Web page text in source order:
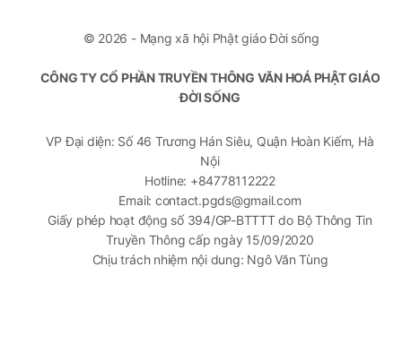
© 2026 - Mạng xã hội Phật giáo Đời sống
CÔNG TY CỔ PHẦN TRUYỀN THÔNG VĂN HOÁ PHẬT GIÁO
ĐỜI SỐNG
VP Đại diện: Số 46 Trương Hán Siêu, Quận Hoàn Kiếm, Hà
Nội
Hotline: +84778112222
Email: contact.pgds@gmail.com
Giấy phép hoạt động số 394/GP-BTTTT do Bộ Thông Tin
Truyền Thông cấp ngày 15/09/2020
Chịu trách nhiệm nội dung: Ngô Văn Tùng